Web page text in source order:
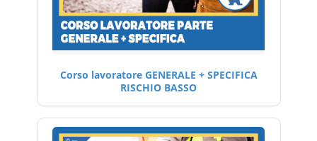
Corso lavoratore GENERALE + SPECIFICA
RISCHIO BASSO